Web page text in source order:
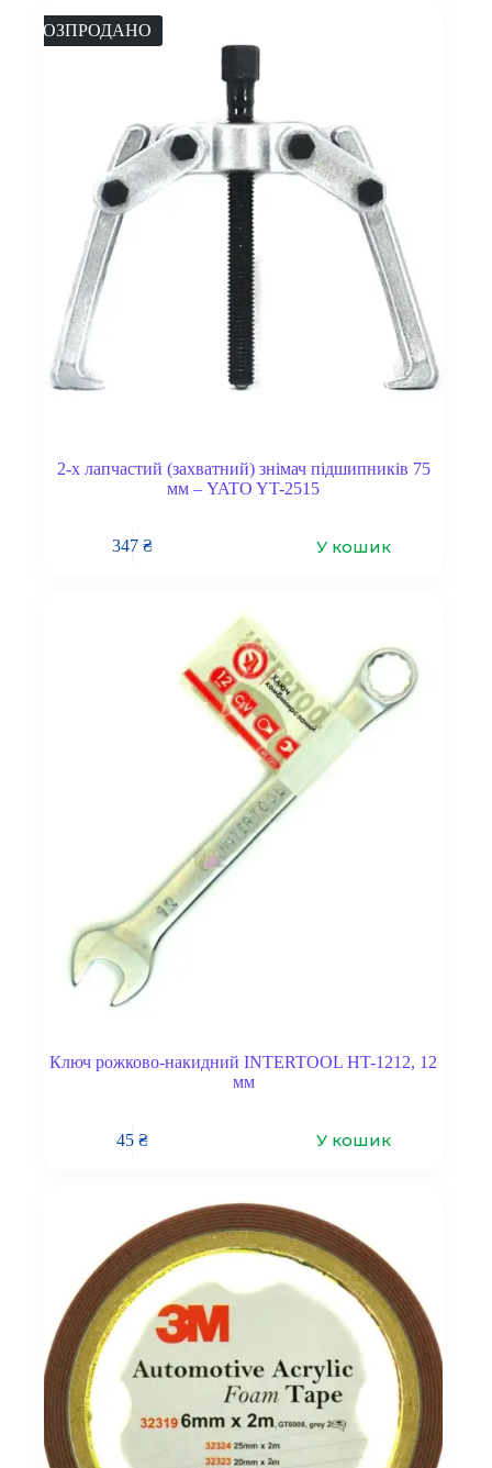
РОЗПРОДАНО
2-х лапчастий (захватний) знімач підшипників 75
мм – YATO YT-2515
347₴ У кошик
Ключ рожково-накидний INTERTOOL HT-1212, 12
мм
45₴ У кошик